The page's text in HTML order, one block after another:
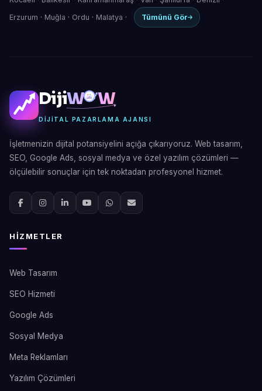
Erzurum · Muğla · Ordu · Malatya · Tümünü Gör
DijiW W
DIJITAL PAZARLAMA AJANSI
İşletmenizin dijital potansiyelini açığa çıkarıyoruz. Web tasarım,
SEO, Google Ads, sosyal medya ve özel yazılım çözümleri —
ölçülebilir sonuçlar için tek noktadan profesyonel hizmet.
HIZMETLER
Web Tasarım
SEO Hizmeti
Google Ads
Sosyal Medya
Meta Reklamları
Yazılım Çözümleri